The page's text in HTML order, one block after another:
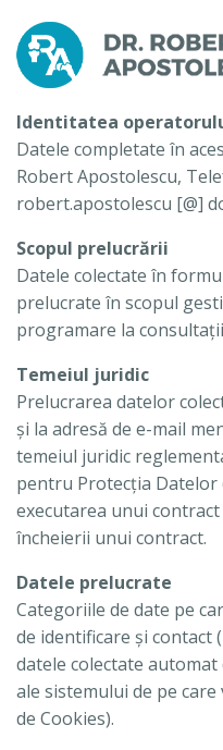
Identitatea
Datele completate în
Robert Apostolescu,
robert.apostolescu [@]
Scopul prelucrării
Datele colectate în
prelucrate în scopul
programare la
Temeiul juridic
Prelucrarea datelor
și la adresă de e-mail
temeiul juridic
pentru Protecția Datelor
executarea unui
încheierii unui contract.
Datele prelucrate
Categoriile de date pe
de identificare și contact
datele colectate automat
ale sistemului de pe
de Cookies).